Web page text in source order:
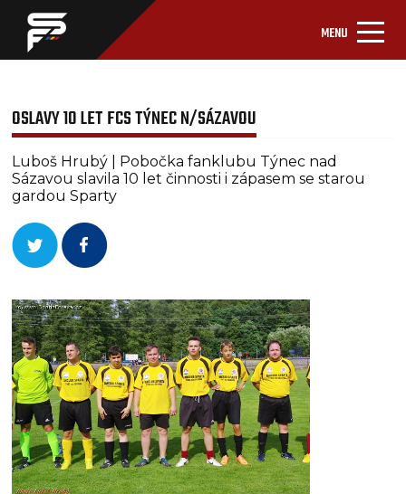
MENU
OSLAVY 10 LET FCS TÝNEC N/SÁZAVOU
Luboš Hrubý | Pobočka fanklubu Týnec nad
Sázavou slavila 10 let činnosti i zápasem se starou
gardou Sparty